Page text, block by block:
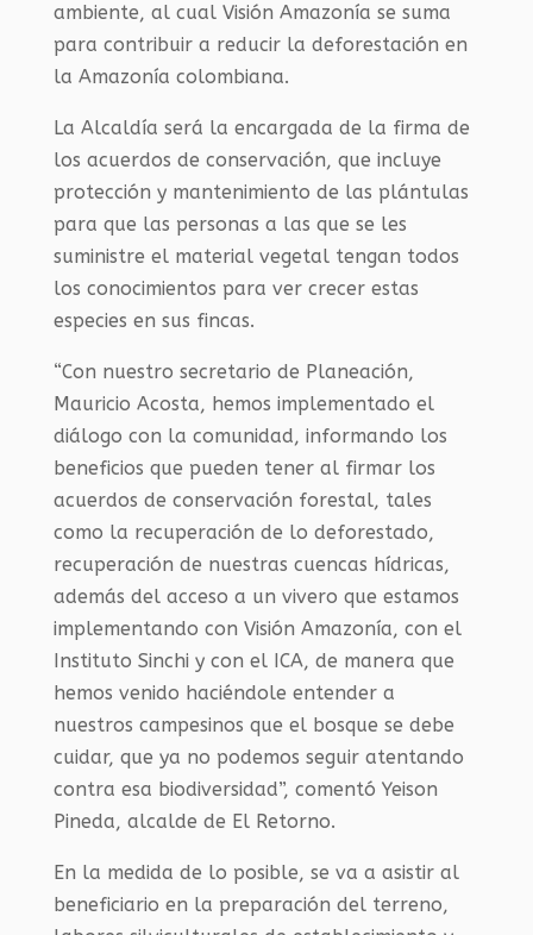
ambiente, al cual Visión Amazonía se suma
para contribuir a reducir la deforestación en
la Amazonía colombiana.
La Alcaldía será la encargada de la firma de
los acuerdos de conservación, que incluye
protección y mantenimiento de las plántulas
para que las personas a las que se les
suministre el material vegetal tengan todos
los conocimientos para ver crecer estas
especies en sus fincas.
“Con nuestro secretario de Planeación,
Mauricio Acosta, hemos implementado el
diálogo con la comunidad, informando los
beneficios que pueden tener al firmar los
acuerdos de conservación forestal, tales
como la recuperación de lo deforestado,
recuperación de nuestras cuencas hídricas,
además del acceso a un vivero que estamos
implementando con Visión Amazonía, con el
Instituto Sinchi y con el ICA, de manera que
hemos venido haciéndole entender a
nuestros campesinos que el bosque se debe
cuidar, que ya no podemos seguir atentando
contra esa biodiversidad”, comentó Yeison
Pineda, alcalde de El Retorno.
En la medida de lo posible, se va a asistir al
beneficiario en la preparación del terreno,